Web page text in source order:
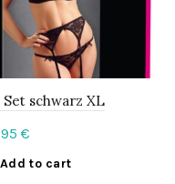
Set schwarz XL
€
Add to cart